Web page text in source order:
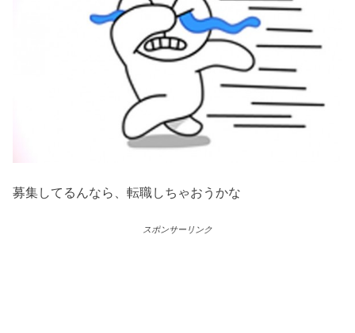
募集してるんなら、転職しちゃおうかな
スポンサーリンク